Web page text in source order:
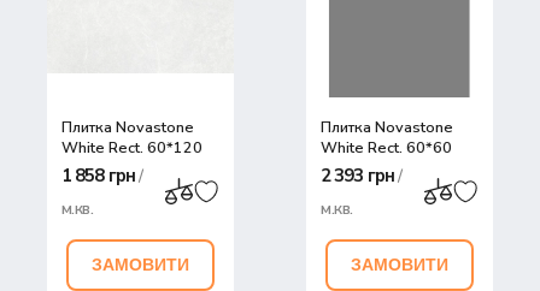
Плитка Novastone
White Rect. 60*120
1 858 грн/
м.кв.
ЗАМОВИТИ
Плитка Novastone
White Rect. 60*60
2 393 грн/
м.кв.
ЗАМОВИТИ